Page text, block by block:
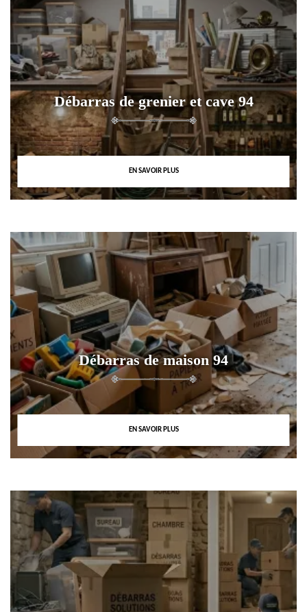
Débarras de grenier et cave 94
EN SAVOIR PLUS
Débarras de maison 94
EN SAVOIR PLUS